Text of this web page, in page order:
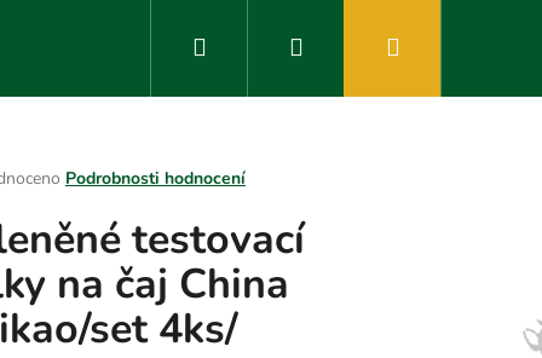
Hledat Přihlášení
Podrobnosti hodnocení
testovací
na čaj China
set 4ks/